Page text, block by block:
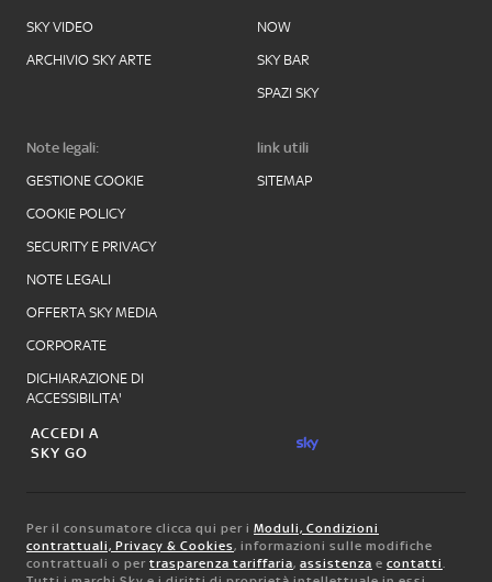
SKY VIDEO
ARCHIVIO SKY ARTE
NOW
SKY BAR
SPAZI SKY
Note legali:
GESTIONE COOKIE
COOKIE POLICY
SECURITY E PRIVACY
NOTE LEGALI
OFFERTA SKY MEDIA
CORPORATE
DICHIARAZIONE DI
ACCESSIBILITA'
link utili
SITEMAP
ACCEDI A
SKY GO
Per il consumatore clicca qui per i Moduli, Condizioni
contrattuali, Privacy & Cookies, informazioni sulle modifiche
contrattuali o per trasparenza tariffaria, assistenza e contatti.